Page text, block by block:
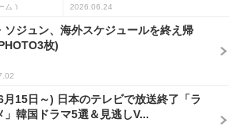
ム ) 2026.06.24
ソジュン、海外スケジュールを終え帰
枚)
月15日～) 日本のテレビで放送終了「ラ
」韓国ドラマ5選＆見逃しV...